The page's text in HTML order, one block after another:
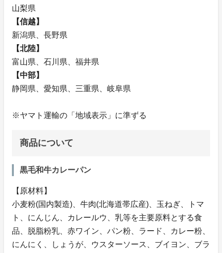
山梨県
【信越】
新潟県、長野県
【北陸】
富山県、石川県、福井県
【中部】
静岡県、愛知県、三重県、岐阜県
※ヤマト運輸の「地域表示」に準ずる
商品について
黒毛和牛カレーパン
【原材料】
小麦粉(国内製造)、牛肉(北海道帯広産)、玉ねぎ、トマ
ト、にんじん、カレールウ、乳等を主要原料とする食
品、脱脂粉乳、赤ワイン、パン粉、ラード、カレー粉、
にんにく、しょうが、ウスターソース、ブイヨン、ブラ